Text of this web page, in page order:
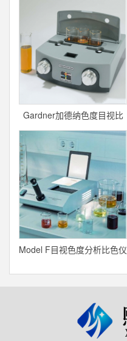
Gardner加德纳色度目视比
色仪AF228
Model F目视色度分析比色仪